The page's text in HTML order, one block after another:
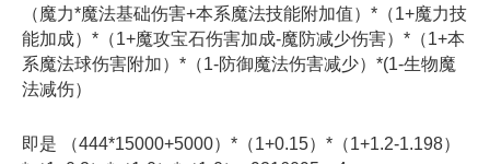
（魔力*魔法基础伤害+本系魔法技能附加值）*（1+魔力技
能加成）*（1+魔攻宝石伤害加成-魔防减少伤害）*（1+本
系魔法球伤害附加）*（1-防御魔法伤害减少）*(1-生物魔
法减伤）
即是 （444*15000+5000）*（1+0.15）*（1+1.2-1.198）